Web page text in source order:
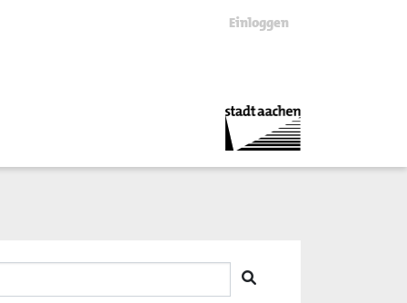
Einloggen